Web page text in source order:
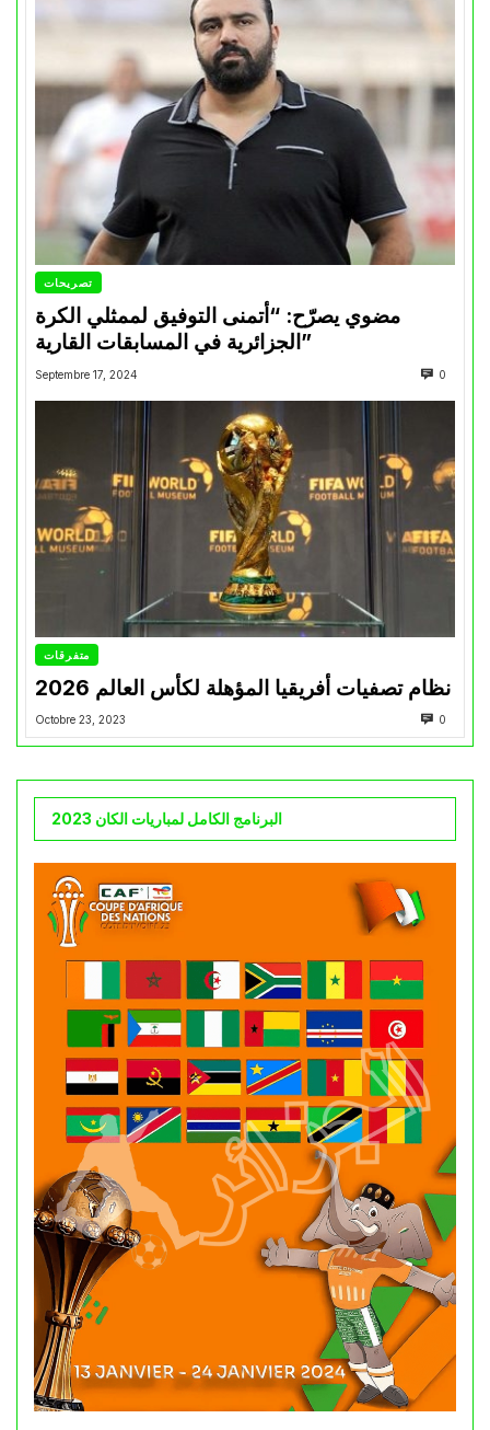
تصريحات
مضوي يصرّح: “أتمنى التوفيق لممثلي الكرة
الجزائرية في المسابقات القارية”
Septembre 17, 2024 0
متفرقات
نظام تصفيات أفريقيا المؤهلة لكأس العالم 2026
Octobre 23, 2023 0
البرنامج الكامل لمباريات الكان 2023